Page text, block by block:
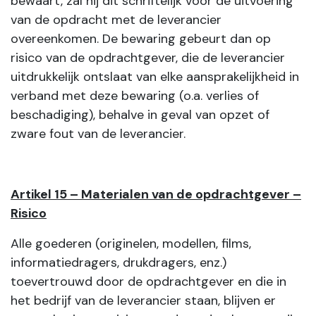
van de opdracht met de leverancier
overeenkomen. De bewaring gebeurt dan op
risico van de opdrachtgever, die de leverancier
uitdrukkelijk ontslaat van elke aansprakelijkheid in
verband met deze bewaring (o.a. verlies of
beschadiging), behalve in geval van opzet of
zware fout van de leverancier.
Artikel 15 – Materialen van de opdrachtgever –
Risico
Alle goederen (originelen, modellen, films,
informatiedragers, drukdragers, enz.)
toevertrouwd door de opdrachtgever en die in
het bedrijf van de leverancier staan, blijven er